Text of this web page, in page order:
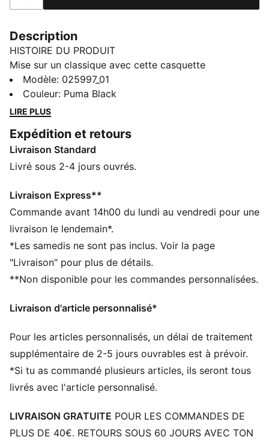
Description
HISTOIRE DU PRODUIT
Mise sur un classique avec cette casquette
déstructurée ornée d’un écusson logo PUMA N° 1
tissé. Avec sa visière incurvée et son bandeau intérieur
anti-humidité, rien ne te dérange. La bride réglable
simple, parfaite pour le quotidien.
DÉTAILS
Casquette de style baseball
Construction à six empiècements avec œillets brodés
Visière préformée
Écusson tissé avec logo PUMA N° 1
Modèle: 025997_01
Couleur: Puma Black
LIRE PLUS
Expédition et retours
Livraison Standard
Livré sous 2-4 jours ouvrés.
Livraison Express**
Commande avant 14h00 du lundi au vendredi pour une
livraison le lendemain*.
*Les samedis ne sont pas inclus. Voir la page
"Livraison" pour plus de détails.
**Non disponible pour les commandes personnalisées.
Livraison d'article personnalisé*
Pour les articles personnalisés, un délai de traitement
supplémentaire de 2-5 jours ouvrables est à prévoir.
*Si tu as commandé plusieurs articles, ils seront tous
livrés avec l'article personnalisé.
LIVRAISON GRATUITE POUR LES COMMANDES DE
PLUS DE 40€. RETOURS SOUS 60 JOURS AVEC TON